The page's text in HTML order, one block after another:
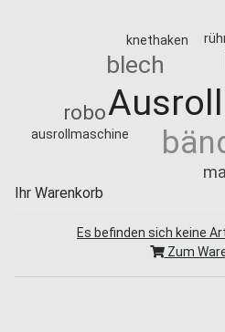
blech
robo
ausrollmaschine
knethaken
Ihr Warenkorb
Es befinden sich keine
Zum